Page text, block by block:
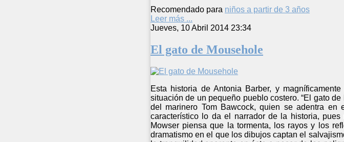
Recomendado para niños a partir de 3 años
Leer más ...
Jueves, 10 Abril 2014 23:34
El gato de Mousehole
Esta historia de Antonia Barber, y
situación de un pequeño pueblo costero. “El gato
del marinero Tom Bawcock, quien se adentra en
característico lo da el narrador de la historia,
Mowser piensa que la tormenta, los rayos y los
dramatismo en el que los dibujos captan el